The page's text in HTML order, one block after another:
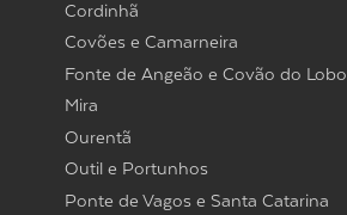
Cordinhã
Covões e Camarneira
Fonte de Angeão e Covão do Lobo
Mira
Ourentã
Outil e Portunhos
Ponte de Vagos e Santa Catarina